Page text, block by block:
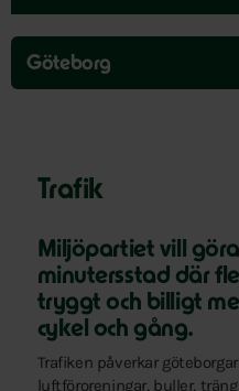
Hoppa
över
menyn
Göteborg
Trafik
Miljöpartiet vill
minutersstad där
tryggt och billigt
cykel och gång.
Trafiken påverkar
luftföroreningar, buller,